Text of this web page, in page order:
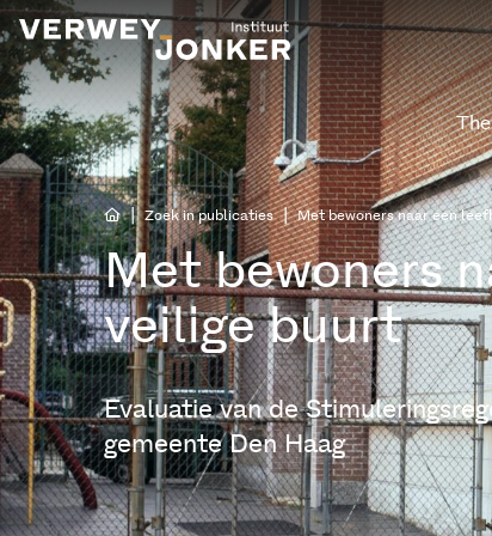
| Zoek in publicaties | Met bewoners naar een
Met bewoners
veilige buurt
Evaluatie van de
gemeente Den Haag